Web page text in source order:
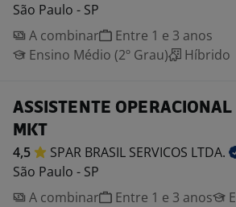
São Paulo - SP
A combinar
Entre 1 e 3 anos
Ensino Médio (2º Grau)
Híbrido
ASSISTENTE
MKT
4,5 SPAR BRASIL SERVICOS LTDA.
São Paulo - SP
A combinar
Entre 1 e 3 anos